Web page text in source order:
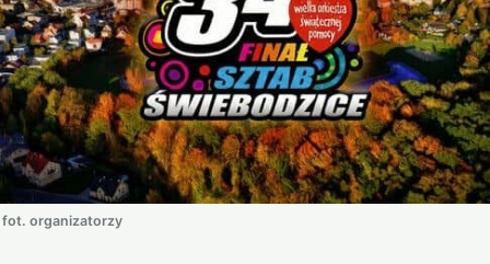
fot. organizatorzy